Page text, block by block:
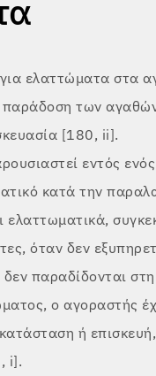
ελαττώματα στα
των
[180, ii].
εντός
κατά την
όταν δεν
δεν παραδίδονται
ο αγοραστής
ή
i].